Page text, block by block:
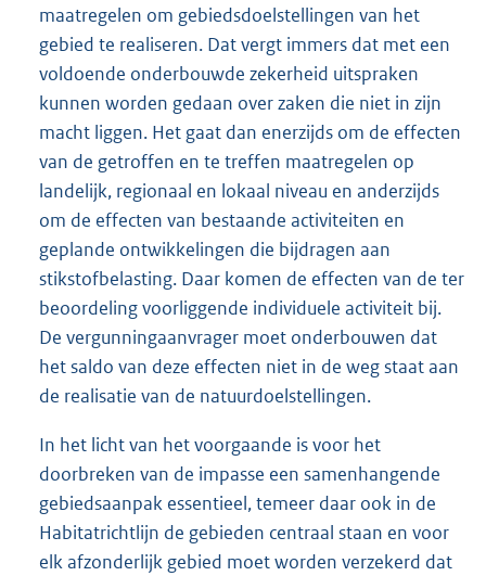
maatregelen om gebiedsdoelstellingen van het
gebied te realiseren. Dat vergt immers dat met een
voldoende onderbouwde zekerheid uitspraken
kunnen worden gedaan over zaken die niet in zijn
macht liggen. Het gaat dan enerzijds om de effecten
van de getroffen en te treffen maatregelen op
landelijk, regionaal en lokaal niveau en anderzijds
om de effecten van bestaande activiteiten en
geplande ontwikkelingen die bijdragen aan
stikstofbelasting. Daar komen de effecten van de ter
beoordeling voorliggende individuele activiteit bij.
De vergunningaanvrager moet onderbouwen dat
het saldo van deze effecten niet in de weg staat aan
de realisatie van de natuurdoelstellingen.
In het licht van het voorgaande is voor het
doorbreken van de impasse een samenhangende
gebiedsaanpak essentieel, temeer daar ook in de
Habitatrichtlijn de gebieden centraal staan en voor
elk afzonderlijk gebied moet worden verzekerd dat